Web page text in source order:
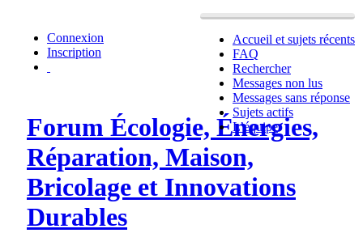
Accueil et sujets récents
FAQ
Rechercher
Messages non lus
Messages sans réponse
Sujets actifs
L’équipe
Connexion
Inscription
Forum Écologie, Énergies,
Réparation, Maison,
Bricolage et Innovations
Durables